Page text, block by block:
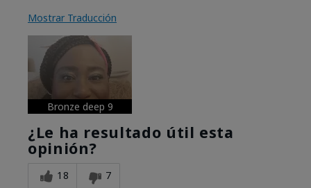
Mostrar Traducción
Bronze deep 9
¿Le ha resultado útil esta
opinión?
18 7